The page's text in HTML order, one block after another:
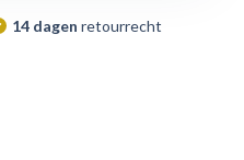
14 dagen retourrecht